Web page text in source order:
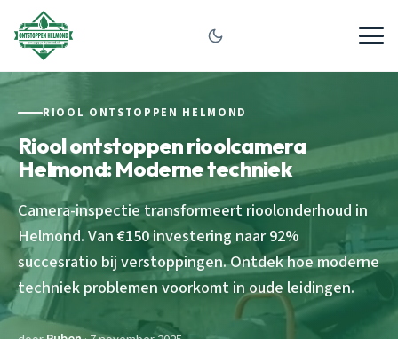
RIOOL ONTSTOPPEN HELMOND
Riool ontstoppen rioolcamera
Helmond: Moderne techniek
Camera-inspectie transformeert rioolonderhoud in
Helmond. Van €150 investering naar 92%
succesratio bij verstoppingen. Ontdek hoe moderne
techniek problemen voorkomt in oude leidingen.